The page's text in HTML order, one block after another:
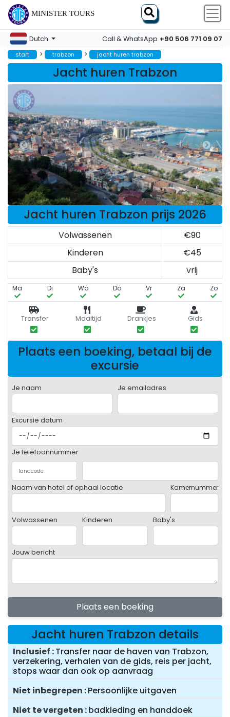
MINISTER TOURS
Dutch Call & WhatsApp +90 506 771 09 07
start > trabzon > jacht huren trabzon
Jacht huren Trabzon
Jacht huren Trabzon prijs 2026
Volwassenen
€90
Kinderen
€45
Baby's
vrij
Ma Di Wo Do Vr Za Zo
Transfer Maaltijd Drankjes Gids
Plaats een boeking, betaal bij de
excursie
Je naam Je emailadres
Excursie datum
Je telefoonnummer
Naam van hotel of ophaal locatie Kamernummer
Volwassenen Kinderen Baby's
Jouw bericht
Plaats een boeking
Jacht huren Trabzon details
Inclusief Transfer naar de haven van Trabzon,
verzekering, verhalen van de gids, reis per jacht,
stops waar dan ook op aanvraag
Niet inbegrepen Persoonlijke uitgaven
Niet te vergeten badkleding en handdoek